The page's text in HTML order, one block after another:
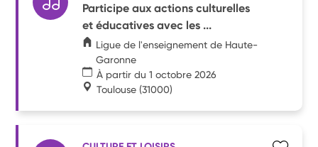
Participe aux actions culturelles
et éducatives avec les ...
Ligue de l'enseignement de Haute-
Garonne
À partir du 1 octobre 2026
Toulouse (31000)